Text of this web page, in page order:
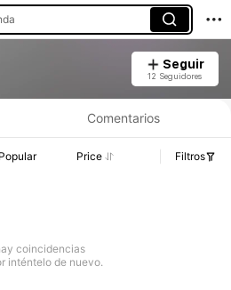
Seguir
12 Seguidores
Comentarios
Price Filtros
coincidencias
inténtelo de nuevo.